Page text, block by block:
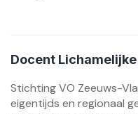
Docent
Stichting VO Zeeuws-
eigentijds en regionaal